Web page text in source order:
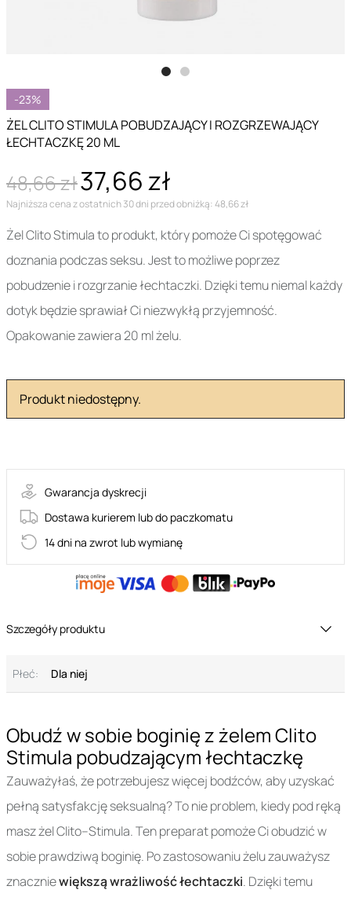
Obudź w sobie boginię z żelem Clito
Stimula pobudzającym łechtaczkę
Zauważyłaś, że potrzebujesz więcej bodźców, aby uzyskać
pełną satysfakcję seksualną? To nie problem, kiedy pod ręką
masz żel Clito–Stimula. Ten preparat pomoże Ci obudzić w
sobie prawdziwą boginię. Po zastosowaniu żelu zauważysz
znaczniewiększą wrażliwość łechtaczki. Dzięki temu
-23%
ŻEL CLITO STIMULA POBUDZAJĄCY I ROZGRZEWAJĄCY
ŁECHTACZKĘ 20 ML
48,66 zł37,66 zł
Najniższa cena z ostatnich 30 dni przed obniżką: 48,66 zł
Żel Clito Stimula to produkt, który pomoże Ci spotęgować
doznania podczas seksu. Jest to możliwe poprzez
pobudzenie i rozgrzanie łechtaczki. Dzięki temu niemal każdy
dotyk będzie sprawiał Ci niezwykłą przyjemność.
Opakowanie zawiera 20 ml żelu.
Produkt niedostępny.
Gwarancja dyskrecji
Dostawa kurierem lub do paczkomatu
14 dni na zwrot lub wymianę
Szczegóły produktu
Płeć: Dla niej